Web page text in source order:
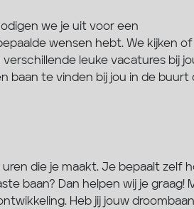
we je uit voor een
wensen hebt. We kijken
leuke vacatures bij
baan te vinden bij jou in de buurt
die je maakt. Je bepaalt zelf
baan? Dan helpen wij je graag!
Heb jij jouw droombaan